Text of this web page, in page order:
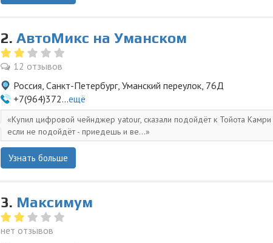
2. АвтоМикс на Уманском
12 отзывов
Россия, Санкт-Петербург, Уманский переулок, 76Д
+7(964)372...ещё
Купил цифровой чейнджер yatour, сказали подойдёт к Тойота Камри
если не подойдёт - приедешь и ве...
Узнать больше
3. Максимум
нет отзывов